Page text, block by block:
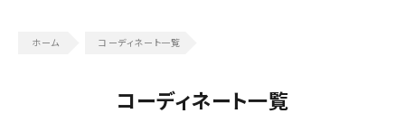
コーディネート一覧
コーディネート一覧